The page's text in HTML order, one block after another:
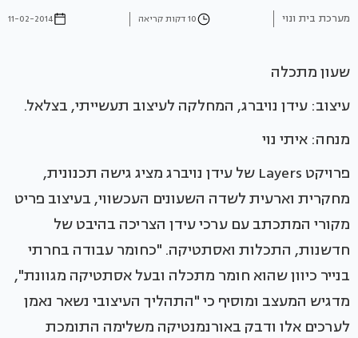
מערכת בית ונוי 10 דקות קריאה 11-02-2014
שעון מתכלה
עיצוב: עידן נויברג, המחלקה לעיצוב תעשייתי, בצלאל.
מנחה: איתי נוי
פרויקט Layers של עידן נויברג מציג גישה תכנונית,
מחקרית וארעית לשדה השעונים העכשווי, בעיצוב פריט
מקורי המתכתב עם ערכי עידן הצריכה בהיבט של
חדשנות, התכלות ואסתטיקה. "כחומר עבודה בחרתי
בנייר כיוון שהוא חומר מתכלה ובעל אסתטיקה מגוונת",
מדגיש המעצב ומוסיף כי "התהליך העיצובי נשאר נאמן
לערכים אלו ודבק באורנמנטיקה משלימה התומכת